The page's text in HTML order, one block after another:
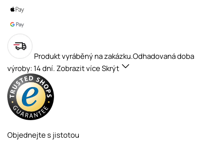
Produkt vyráběný na zakázku.Odhadovaná doba
výroby: 14 dní.Zobrazit víceSkrýt
Objednejte s jistotou